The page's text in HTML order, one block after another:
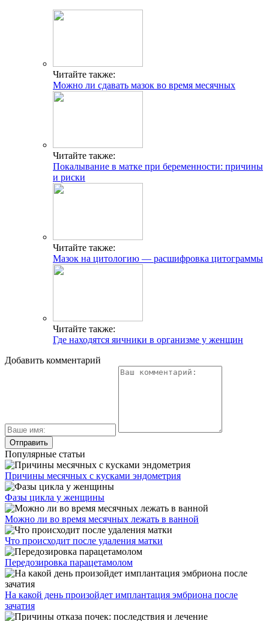
Читайте также:
Можно ли сдавать мазок во время месячных
Читайте также:
Покалывание в матке при беременности: причины
и риски
Читайте также:
Мазок на цитологию — расшифровка цитограммы
Читайте также:
Где находятся яичники в организме у женщин
Добавить комментарий
Популярные статьи
Причины месячных с кусками эндометрия
Фазы цикла у женщины
Можно ли во время месячных лежать в ванной
Что происходит после удаления матки
Передозировка парацетамолом
На какой день произойдет имплантация эмбриона после
зачатия